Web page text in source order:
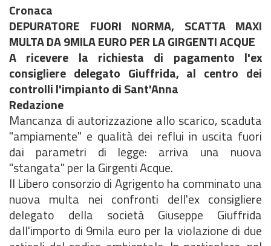
Cronaca
DEPURATORE FUORI NORMA, SCATTA MAXI
MULTA DA 9MILA EURO PER LA GIRGENTI ACQUE
A ricevere la richiesta di pagamento l'ex
consigliere delegato Giuffrida, al centro dei
controlli l'impianto di Sant'Anna
Redazione
Mancanza di autorizzazione allo scarico, scaduta
"ampiamente" e qualità dei reflui in uscita fuori
dai parametri di legge: arriva una nuova
"stangata" per la Girgenti Acque.
Il Libero consorzio di Agrigento ha comminato una
nuova multa nei confronti dell'ex consigliere
delegato della società Giuseppe Giuffrida
dall'importo di 9mila euro per la violazione di due